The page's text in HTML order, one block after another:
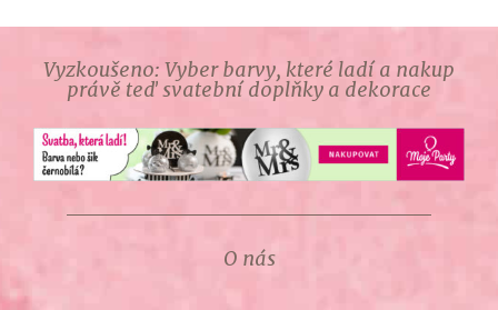
Vyzkoušeno: Vyber barvy, které ladí a nakup
právě teď svatební doplňky a dekorace
O nás